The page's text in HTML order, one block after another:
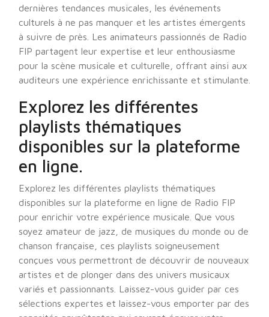
dernières tendances musicales, les événements
culturels à ne pas manquer et les artistes émergents
à suivre de près. Les animateurs passionnés de Radio
FIP partagent leur expertise et leur enthousiasme
pour la scène musicale et culturelle, offrant ainsi aux
auditeurs une expérience enrichissante et stimulante.
Explorez les différentes
playlists thématiques
disponibles sur la plateforme
en ligne.
Explorez les différentes playlists thématiques
disponibles sur la plateforme en ligne de Radio FIP
pour enrichir votre expérience musicale. Que vous
soyez amateur de jazz, de musiques du monde ou de
chanson française, ces playlists soigneusement
conçues vous permettront de découvrir de nouveaux
artistes et de plonger dans des univers musicaux
variés et passionnants. Laissez-vous guider par ces
sélections expertes et laissez-vous emporter par des